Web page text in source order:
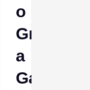
o
Grow
a
Garden